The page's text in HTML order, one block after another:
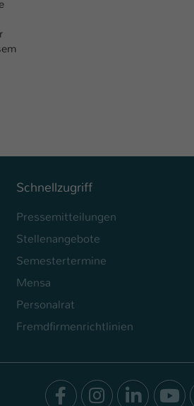
Schnellzugriff
Pressemitteilungen
Stellenangebote
Semestertermine
Mensa
Personalrat
Fremdfirmenrichtlinien
Facebook
Instagram